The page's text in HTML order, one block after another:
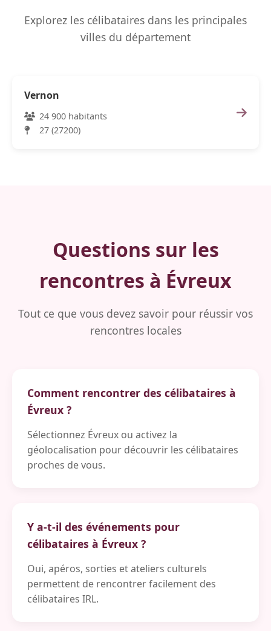
Explorez les célibataires dans les principales
villes du département
Vernon
24 900 habitants
27 (27200)
Questions sur les
rencontres à Évreux
Tout ce que vous devez savoir pour réussir vos
rencontres locales
Comment rencontrer des célibataires à
Évreux ?
Sélectionnez Évreux ou activez la
géolocalisation pour découvrir les célibataires
proches de vous.
Y a-t-il des événements pour
célibataires à Évreux ?
Oui, apéros, sorties et ateliers culturels
permettent de rencontrer facilement des
célibataires IRL.